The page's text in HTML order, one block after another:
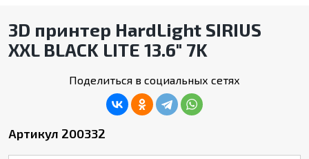
3D принтер HardLight SIRIUS
XXL BLACK LITE 13.6" 7K
Поделиться в социальных сетях
Артикул 200332